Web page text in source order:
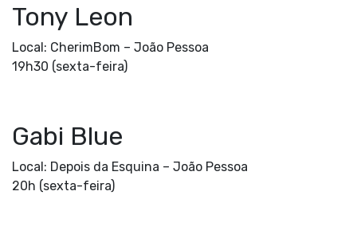
Tony Leon
Local: CherimBom – João Pessoa
19h30 (sexta-feira)
Gabi Blue
Local: Depois da Esquina – João Pessoa
20h (sexta-feira)